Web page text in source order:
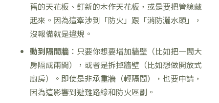
舊的天花板、釘新的木作天花板，或是要把管線藏
起來。因為這牽涉到「防火」跟「消防灑水頭」，
沒報備就是違規。
動到隔間牆 ：只要你想要增加牆壁（比如把一間大
房隔成兩間），或者是拆掉牆壁（比如想做開放式
廚房）。即使是非承重牆（輕隔間），也要申請，
因為這影響到避難路線和防火區劃。